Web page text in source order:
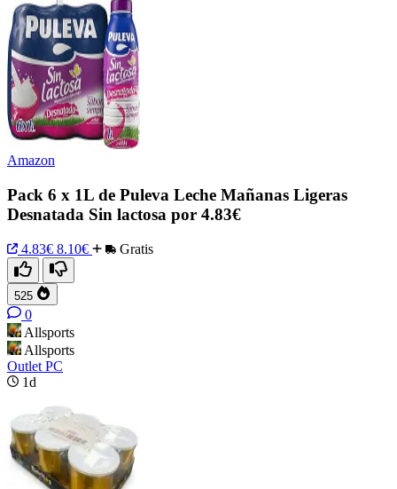
Amazon
Pack 6 x 1L de Puleva Leche Mañanas Ligeras
Desnatada Sin lactosa por 4.83€
4.83€ 8.10€ Gratis
525
0
Allsports
Allsports
Outlet PC
1d